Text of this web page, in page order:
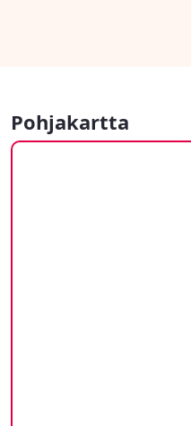
Pohjakartta